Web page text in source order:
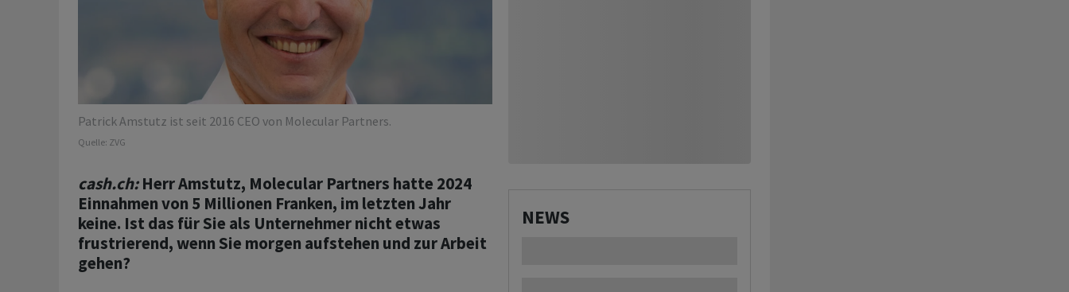
Patrick Amstutz ist seit 2016 CEO von Molecular Partners.
Quelle: ZVG
cash.ch:Herr Amstutz, Molecular Partners hatte 2024
Einnahmen von 5 Millionen Franken, im letzten Jahr
keine. Ist das für Sie als Unternehmer nicht etwas
frustrierend, wenn Sie morgen aufstehen und zur Arbeit
gehen?
NEWS